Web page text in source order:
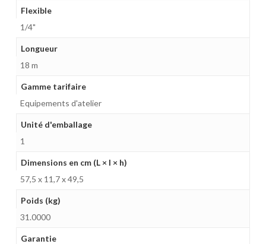
Flexible
1/4"
Longueur
18 m
Gamme tarifaire
Equipements d'atelier
Unité d'emballage
1
Dimensions en cm (L × l × h)
57,5 x 11,7 x 49,5
Poids (kg)
31.0000
Garantie